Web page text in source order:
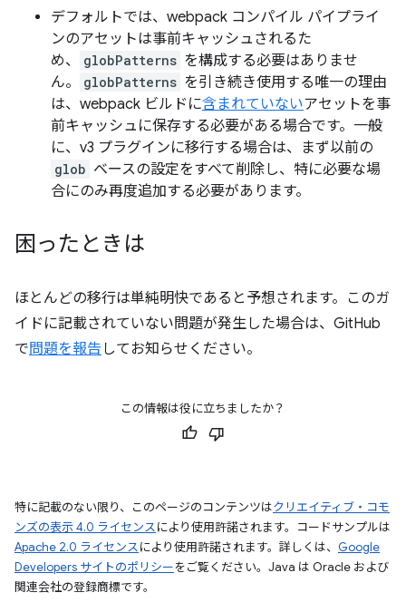
デフォルトでは、webpack コンパイル パイプライ
ンのアセットは事前キャッシュされるた
め、
globPatterns を構成する必要はありませ
ん。
globPatterns を引き続き使用する唯一の理由
は、webpack ビルドに含まれていないアセットを事
前キャッシュに保存する必要がある場合です。一般
に、v3 プラグインに移行する場合は、まず以前の
glob ベースの設定をすべて削除し、特に必要な場
合にのみ再度追加する必要があります。
困ったときは
ほとんどの移行は単純明快であると予想されます。このガ
イドに記載されていない問題が発生した場合は、GitHub
で問題を報告 してお知らせください。
この情報は役に立ちましたか？
特に記載のない限り、このページのコンテンツはクリエイティブ・コモ
ンズの表示 4.0 ライセンスにより使用許諾されます。コードサンプルは
Apache 2.0 ライセンスにより使用許諾されます。詳しくは、 Google
Developers サイトのポリシーをご覧ください。Java は Oracle および
関連会社の登録商標です。